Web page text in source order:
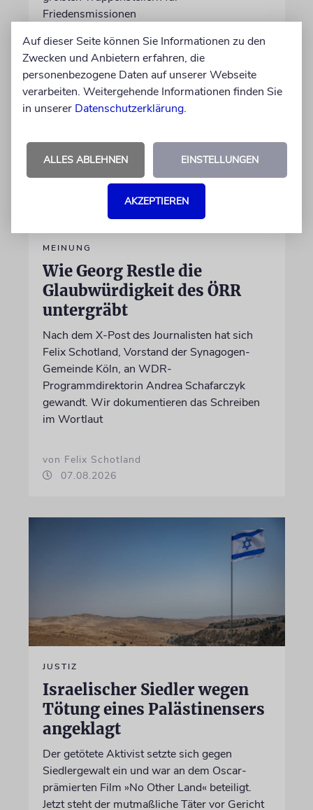
Friedensmissionen
07.08.2026
MEINUNG
Wie Georg Restle die
Glaubwürdigkeit des ÖRR
untergräbt
Nach dem X-Post des Journalisten hat sich
Felix Schotland, Vorstand der Synagogen-
Gemeinde Köln, an WDR-
Programmdirektorin Andrea Schafarczyk
gewandt. Wir dokumentieren das Schreiben
im Wortlaut
von Felix Schotland
07.08.2026
JUSTIZ
Israelischer Siedler wegen
Tötung eines Palästinensers
angeklagt
Der getötete Aktivist setzte sich gegen
Siedlergewalt ein und war an dem Oscar-
prämierten Film »No Other Land« beteiligt.
Jetzt steht der mutmaßliche Täter vor Gericht
Auf dieser Seite können Sie Informationen zu den
Zwecken und Anbietern erfahren, die
personenbezogene Daten auf unserer Webseite
verarbeiten. Weitergehende Informationen finden Sie
in unserer Datenschutzerklärung.
ALLES ABLEHNEN EINSTELLUNGEN
AKZEPTIEREN